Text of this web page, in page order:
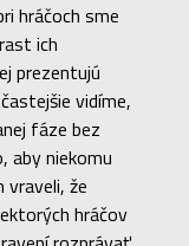
hráčoch sme
ich
prezentujú
vidíme,
fáze bez
aby niekomu
vraveli, že
hráčov